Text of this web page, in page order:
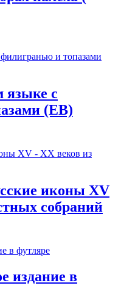
языке с
(EB)
иконы XV
собраний
издание в